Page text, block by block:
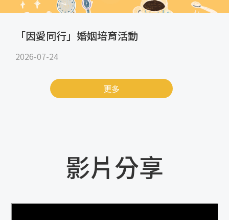
「因愛同行」婚姻培育活動
2026-07-24
更多
影片分享